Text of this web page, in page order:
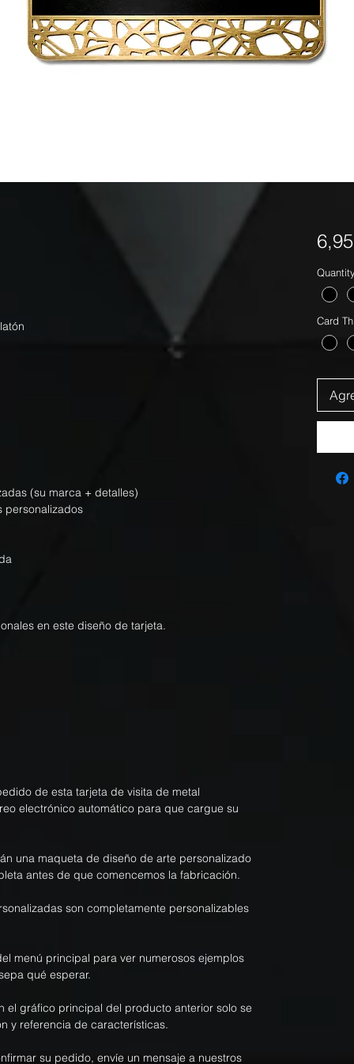
(su marca + detalles)
personalizados
en este diseño de tarjeta.
de esta tarjeta de visita de metal
electrónico automático para que cargue su
una maqueta de diseño de arte personalizado
antes de que comencemos la fabricación.
son completamente personalizables
menú principal para ver numerosos ejemplos
qué esperar.
el gráfico principal del producto anterior solo se
y referencia de características.
su pedido, envíe un mensaje a nuestros
Card